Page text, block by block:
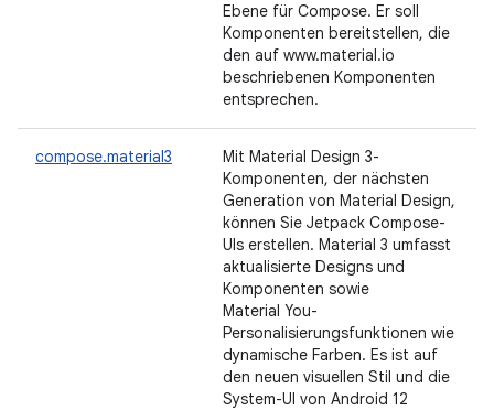
Ebene für Compose. Er soll
Komponenten bereitstellen, die
den auf www.material.io
beschriebenen Komponenten
entsprechen.
compose.material3
Mit Material Design 3-
Komponenten, der nächsten
Generation von Material Design,
können Sie Jetpack Compose-
UIs erstellen. Material 3 umfasst
aktualisierte Designs und
Komponenten sowie
Material You-
Personalisierungsfunktionen wie
dynamische Farben. Es ist auf
den neuen visuellen Stil und die
System-UI von Android 12